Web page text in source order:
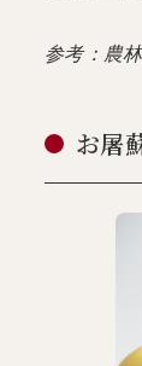
参考：農
お屠